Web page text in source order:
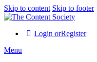
Skip to content Skip to footer
Login orRegister
Menu